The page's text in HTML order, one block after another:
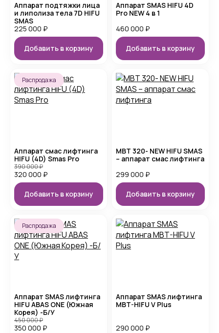
Аппарат подтяжки лица
и липолиза тела 7D HIFU
SMAS
225 000 ₽
Добавить в корзину
Аппарат SMAS HIFU 4D
Pro NEW 4 в 1
460 000 ₽
Добавить в корзину
Распродажа
Аппарат смас лифтинга
HIFU (4D) Smas Pro
320 000 ₽
390 000₽
Добавить в корзину
MBT 320- NEW HIFU SMAS
– аппарат смас лифтинга
299 000 ₽
Добавить в корзину
Распродажа
Аппарат SMAS лифтинга
HIFU ABAS ONE (Южная
Корея) -Б/У
350 000 ₽
450 000₽
Аппарат SMAS лифтинга
MBT-HIFU V Plus
290 000 ₽